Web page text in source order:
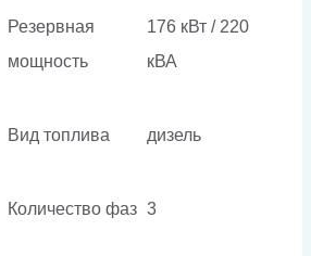
Резервная
мощность
176 кВт / 220
кВА
Вид топлива дизель
Количество фаз 3